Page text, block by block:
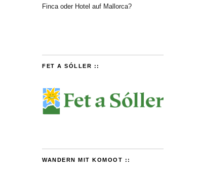
Finca oder Hotel auf Mallorca?
FET A SÓLLER ::
WANDERN MIT KOMOOT ::